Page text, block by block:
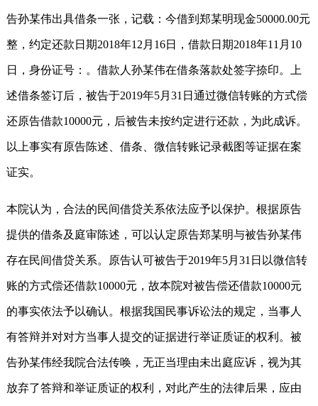
告孙某伟出具借条一张，记载：今借到郑某明现金50000.00元
整，约定还款日期2018年12月16日，借款日期2018年11月10
日，身份证号：。借款人孙某伟在借条落款处签字捺印。上
述借条签订后，被告于2019年5月31日通过微信转账的方式偿
还原告借款10000元，后被告未按约定进行还款，为此成诉。
以上事实有原告陈述、借条、微信转账记录截图等证据在案
证实。
本院认为，合法的民间借贷关系依法应予以保护。根据原告
提供的借条及庭审陈述，可以认定原告郑某明与被告孙某伟
存在民间借贷关系。原告认可被告于2019年5月31日以微信转
账的方式偿还借款10000元，故本院对被告偿还借款10000元
的事实依法予以确认。根据我国民事诉讼法的规定，当事人
有答辩并对对方当事人提交的证据进行举证质证的权利。被
告孙某伟经我院合法传唤，无正当理由未出庭应诉，视为其
放弃了答辩和举证质证的权利，对此产生的法律后果，应由